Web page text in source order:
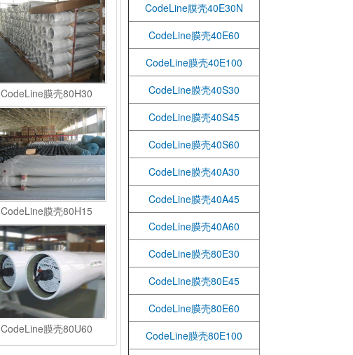
CodeLine膜壳80H30
CodeLine膜壳80H15
CodeLine膜壳80U60
CodeLine膜壳40E30N
CodeLine膜壳40E60
CodeLine膜壳40E100
CodeLine膜壳40S30
CodeLine膜壳40S45
CodeLine膜壳40S60
CodeLine膜壳40A30
CodeLine膜壳40A45
CodeLine膜壳40A60
CodeLine膜壳80E30
CodeLine膜壳80E45
CodeLine膜壳80E60
CodeLine膜壳80E100